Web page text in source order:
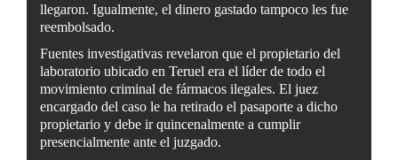
llegaron. Igualmente, el dinero gastado tampoco les fue
reembolsado.
Fuentes investigativas revelaron que el propietario del
laboratorio ubicado en Teruel era el líder de todo el
movimiento criminal de fármacos ilegales. El juez
encargado del caso le ha retirado el pasaporte a dicho
propietario y debe ir quincenalmente a cumplir
presencialmente ante el juzgado.